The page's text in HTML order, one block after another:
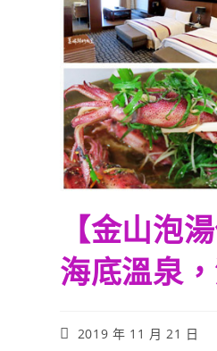
【金山泡
海底溫泉
Post2019 年 11 月 21 日